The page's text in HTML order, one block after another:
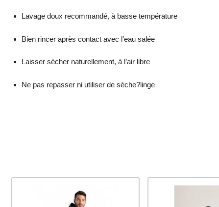
Lavage doux recommandé, à basse température
Bien rincer après contact avec l’eau salée
Laisser sécher naturellement, à l’air libre
Ne pas repasser ni utiliser de sèche?linge